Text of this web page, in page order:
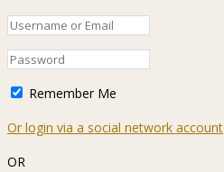
Remember Me
Or login via a social network account
OR